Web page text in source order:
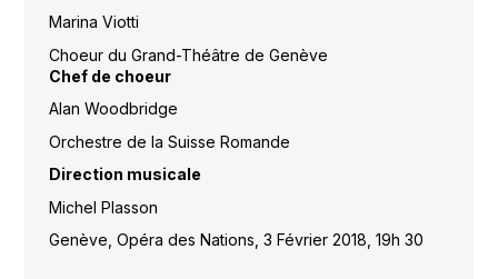
Marina Viotti
Choeur du Grand-Théâtre de Genève
Chef de choeur
Alan Woodbridge
Orchestre de la Suisse Romande
Direction musicale
Michel Plasson
Genève, Opéra des Nations, 3 Février 2018, 19h 30